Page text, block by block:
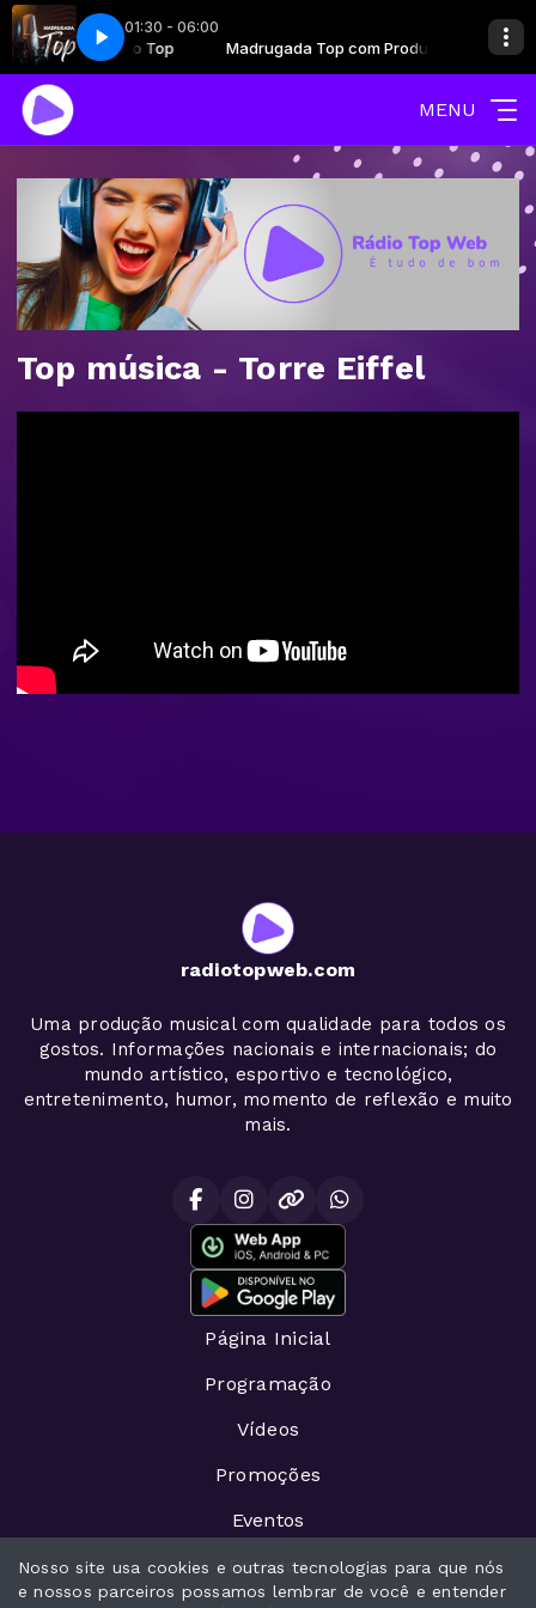
01:30 - 06:00
com Produção Top Madrugada Top com Produção Top
1997 RADIOS NET - DESDE 1997
MENU
Top música - Torre Eiffel
radiotopweb.com
Uma produção musical com qualidade para todos os
gostos. Informações nacionais e internacionais; do
mundo artístico, esportivo e tecnológico,
entretenimento, humor, momento de reflexão e muito
mais.
Página Inicial
Programação
Vídeos
Promoções
Eventos
Recados
Nosso site usa cookies e outras tecnologias para que nós
e nossos parceiros possamos lembrar de você e entender